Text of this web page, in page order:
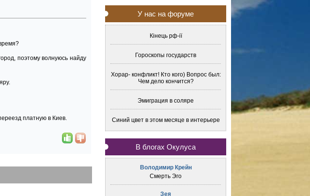
поэтому волнуюсь найду
платную в Киев.
У нас на форуме
Кінець рф-ії
Гороскопы государств
Хорар- конфликт! Кто кого) Вопрос был:
Чем дело кончится?
Эмиграция в соляре
Синий цвет в этом месяце в интерьере
В блогах Окулуса
Володимир Крейн
Смерть Эго
Зея